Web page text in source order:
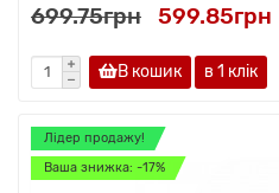
699.75грн 599.85грн
В кошик в 1 клік
Лідер продажу!
Ваша знижка: -17%